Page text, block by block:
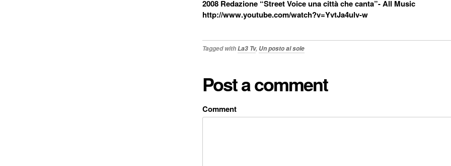
2008 Redazione “Street Voice una città che canta”- All Music
http://www.youtube.com/watch?v=YvtJa4ulv-w
Tagged withLa3 Tv, Un posto al sole
Post a comment
Comment